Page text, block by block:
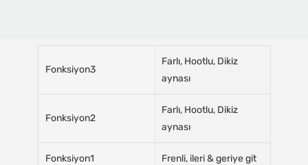
Fonksiyon3
Farlı, Hootlu, Dikiz
aynası
Fonksiyon2
Farlı, Hootlu, Dikiz
aynası
Fonksiyon1 Frenli, ileri & geriye git